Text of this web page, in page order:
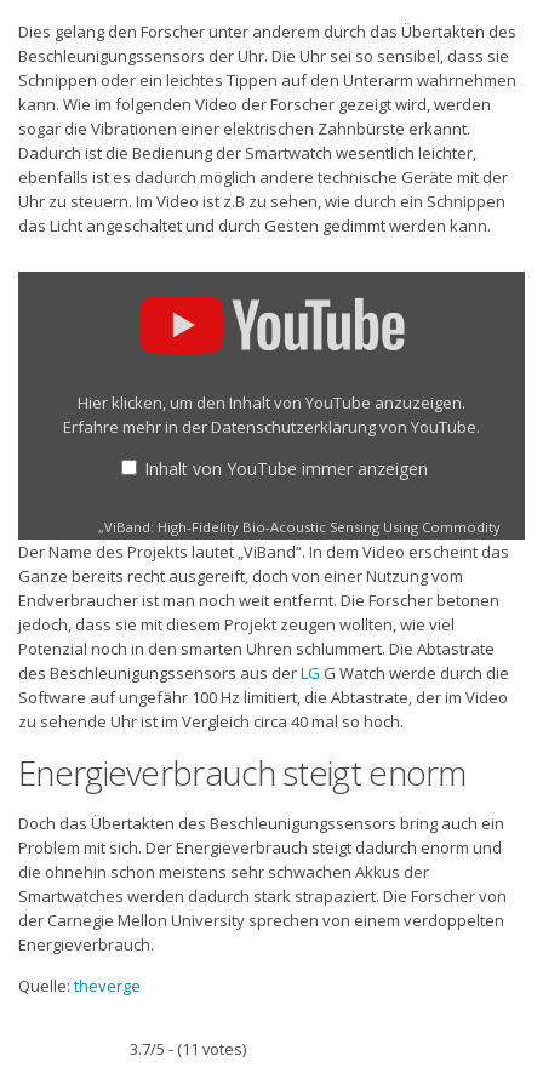
Dies gelang den Forscher unter anderem durch das Übertakten des
Beschleunigungssensors der Uhr. Die Uhr sei so sensibel, dass sie
Schnippen oder ein leichtes Tippen auf den Unterarm wahrnehmen
kann. Wie im folgenden Video der Forscher gezeigt wird, werden
sogar die Vibrationen einer elektrischen Zahnbürste erkannt.
Dadurch ist die Bedienung der Smartwatch wesentlich leichter,
ebenfalls ist es dadurch möglich andere technische Geräte mit der
Uhr zu steuern. Im Video ist z.B zu sehen, wie durch ein Schnippen
das Licht angeschaltet und durch Gesten gedimmt werden kann.
YouTube
anzeigen
Hier klicken, um den Inhalt von YouTube anzuzeigen.
Erfahre mehr in der Datenschutzerklärung von YouTube.
Inhalt von YouTube immer anzeigen
„ViBand: High-Fidelity Bio-Acoustic Sensing Using Commodity
Smartwatch Accelerometers“ direkt öffnen
Der Name des Projekts lautet „ViBand“. In dem Video erscheint das
Ganze bereits recht ausgereift, doch von einer Nutzung vom
Endverbraucher ist man noch weit entfernt. Die Forscher betonen
jedoch, dass sie mit diesem Projekt zeugen wollten, wie viel
Potenzial noch in den smarten Uhren schlummert. Die Abtastrate
des Beschleunigungssensors aus derLG G Watch werde durch die
Software auf ungefähr 100 Hz limitiert, die Abtastrate, der im Video
zu sehende Uhr ist im Vergleich circa 40 mal so hoch.
Energieverbrauch steigt enorm
Doch das Übertakten des Beschleunigungssensors bring auch ein
Problem mit sich. Der Energieverbrauch steigt dadurch enorm und
die ohnehin schon meistens sehr schwachen Akkus der
Smartwatches werden dadurch stark strapaziert. Die Forscher von
der Carnegie Mellon University sprechen von einem verdoppelten
Energieverbrauch.
Quelle: theverge
3.7/5 - (11 votes)